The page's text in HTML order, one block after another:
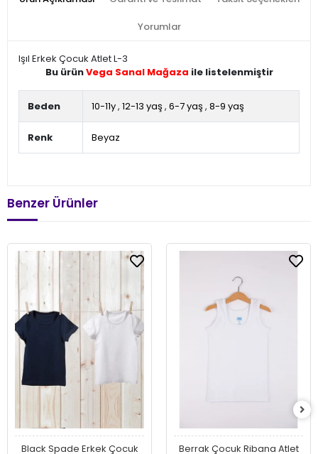
Yorumlar
Işıl Erkek Çocuk Atlet L-3
Bu ürünVega Sanal Mağaza ile listelenmiştir
Beden 10-11y, 12-13 yaş , 6-7 yaş , 8-9 yaş
Renk Beyaz
Benzer Ürünler
Black Spade Erkek Çocuk
Berrak Çocuk Ribana Atlet